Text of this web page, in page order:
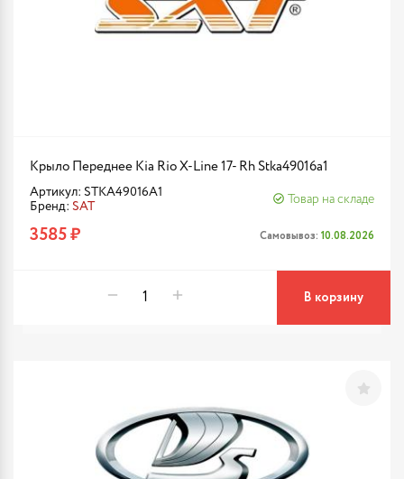
Крыло Переднее Kia Rio X-Line 17- Rh Stka49016a1
Артикул: STKA49016A1
Бренд: SAT
Товар на складе
3585 ₽ Самовывоз: 10.08.2026
В корзину